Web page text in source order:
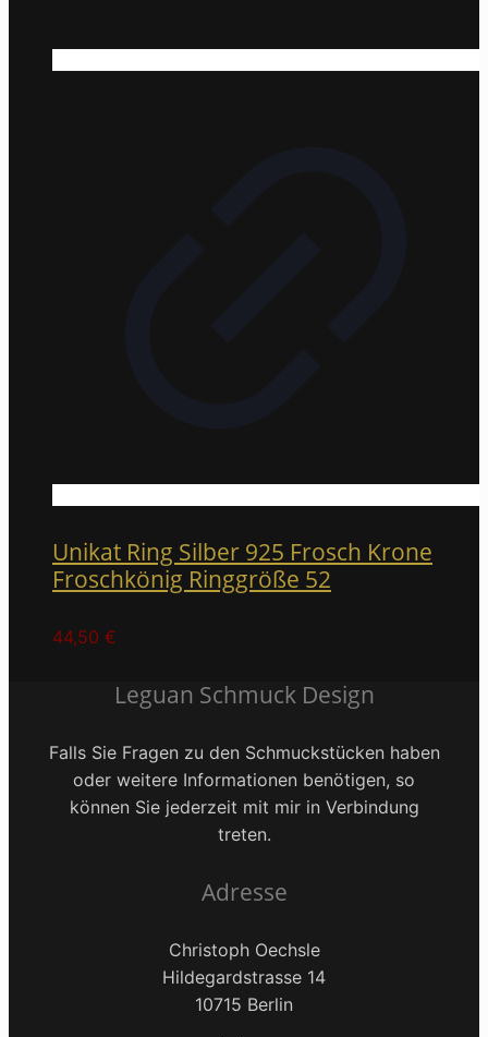
Unikat Ring Silber 925 Frosch Krone
Froschkönig Ringgröße 52
44,50 €
Leguan Schmuck Design
Falls Sie Fragen zu den Schmuckstücken haben
oder weitere Informationen benötigen, so
können Sie jederzeit mit mir in Verbindung
treten.
Adresse
Christoph Oechsle
Hildegardstrasse 14
10715 Berlin